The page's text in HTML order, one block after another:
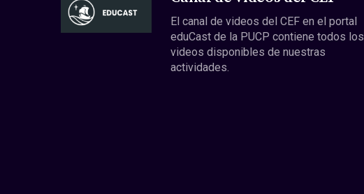
El canal de videos del CEF en el portal
eduCast de la PUCP contiene todos los
videos disponibles de nuestras
actividades.